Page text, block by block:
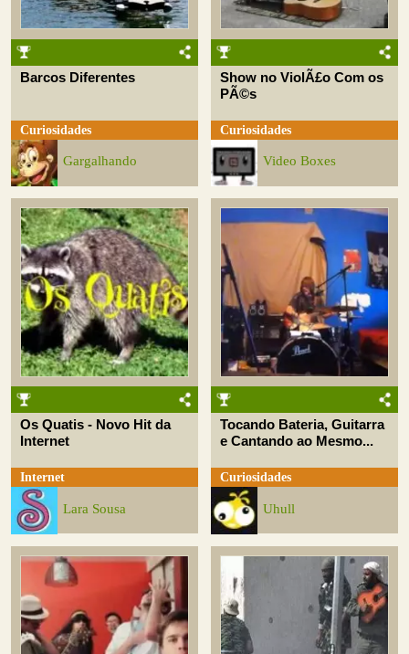
Barcos Diferentes
Curiosidades
Gargalhando
Show no ViolÃ£o Com os
PÃ©s
Curiosidades
Video Boxes
Os Quatis - Novo Hit da
Internet
Internet
Lara Sousa
Tocando Bateria, Guitarra
e Cantando ao Mesmo...
Curiosidades
Uhull